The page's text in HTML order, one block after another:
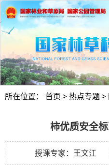
所在位置： 首页 >热点专题>
柿优质安全
授课专家：王文江